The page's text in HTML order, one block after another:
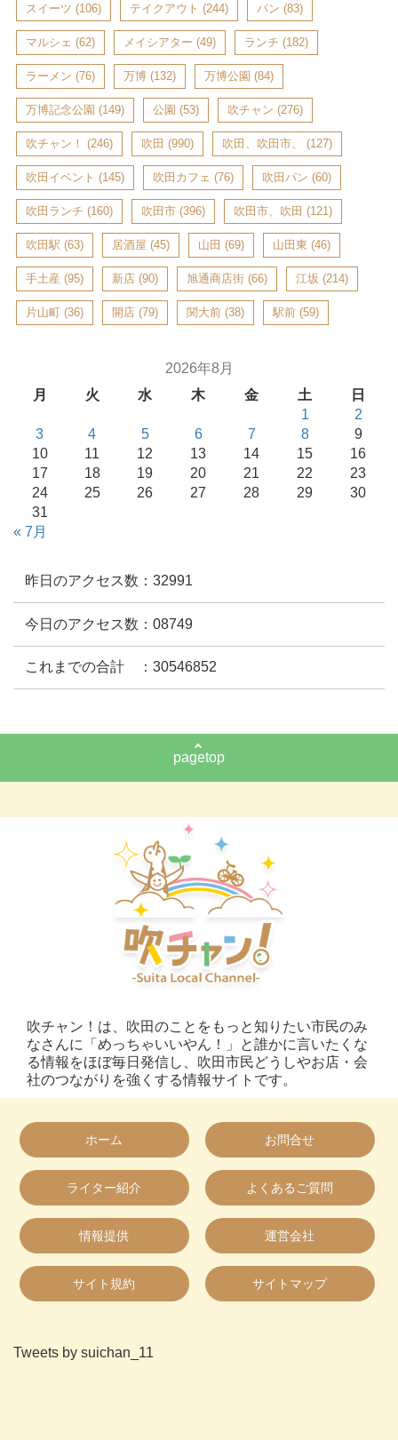
スイーツ (106) テイクアウト (244) パン (83)
マルシェ (62) メイシアター (49) ランチ (182)
ラーメン (76) 万博 (132) 万博公園 (84)
万博記念公園 (149) 公園 (53) 吹チャン (276)
吹チャン！ (246) 吹田 (990) 吹田、吹田市、 (127)
吹田イベント (145) 吹田カフェ (76) 吹田パン (60)
吹田ランチ (160) 吹田市 (396) 吹田市、吹田 (121)
吹田駅 (63) 居酒屋 (45) 山田 (69) 山田東 (46)
手土産 (95) 新店 (90) 旭通商店街 (66) 江坂 (214)
片山町 (36) 開店 (79) 関大前 (38) 駅前 (59)
2026年8月
月
火 水 木 金 土
日
1
2
3
4 5 6 7 8
9
10
11 12 13 14 15
16
17
18 19 20 21 22
23
24
25 26 27 28 29
30
31
« 7月
昨日のアクセス数：32991
今日のアクセス数：08749
これまでの合計 ：30546852
pagetop
吹チャン！は、吹田のことをもっと知りたい市民のみ
なさんに「めっちゃいいやん！」と誰かに言いたくな
る情報をほぼ毎日発信し、吹田市民どうしやお店・会
社のつながりを強くする情報サイトです。
ホーム お問合せ
ライター紹介 よくあるご質問
情報提供 運営会社
サイト規約 サイトマップ
Tweets by suichan_11